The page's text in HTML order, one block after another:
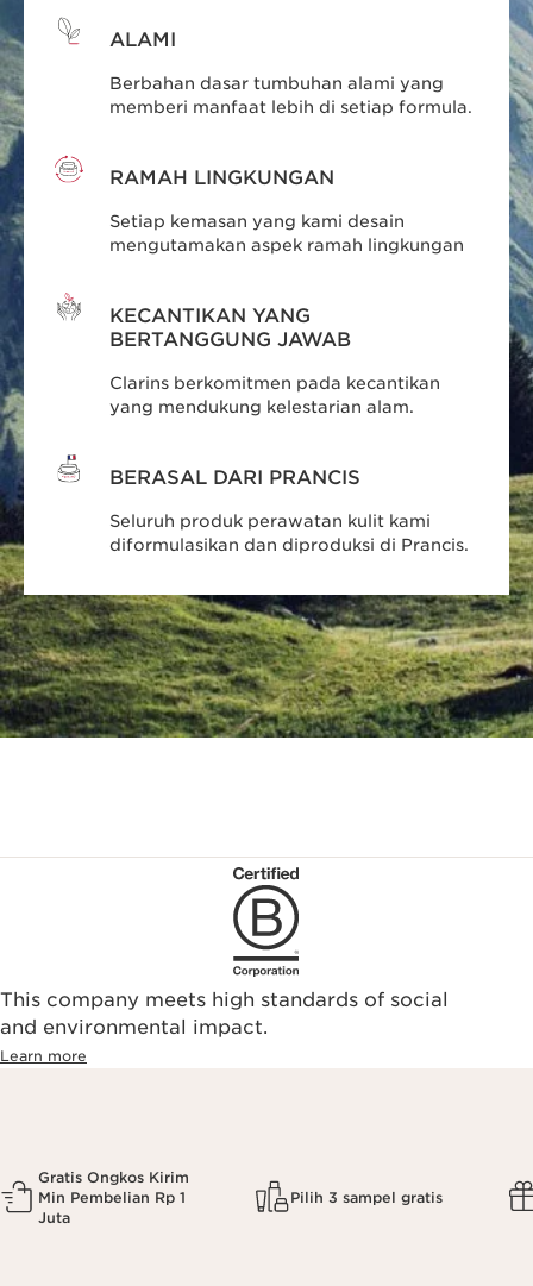
ALAMI
Berbahan dasar tumbuhan alami yang
memberi manfaat lebih di setiap formula.
RAMAH LINGKUNGAN
Setiap kemasan yang kami desain
mengutamakan aspek ramah lingkungan
KECANTIKAN YANG
BERTANGGUNG JAWAB
Clarins berkomitmen pada kecantikan
yang mendukung kelestarian alam.
BERASAL DARI PRANCIS
Seluruh produk perawatan kulit kami
diformulasikan dan diproduksi di Prancis.
This company meets high standards of social
and environmental impact.
Learn more
Gratis Ongkos Kirim
Min Pembelian Rp 1
Juta
Pilih 3 sampel gratis